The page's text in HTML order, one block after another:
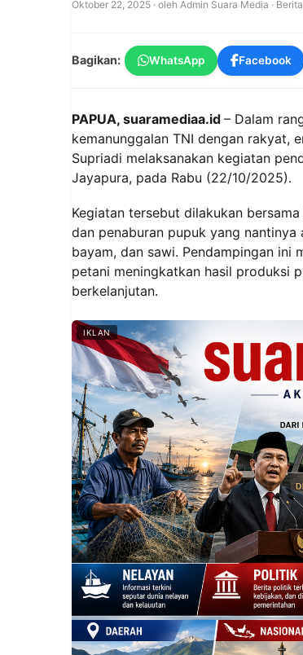
Oktober 22, 2025 · oleh Admin Suara Media · Berita
Bagikan: WhatsApp Facebook
PAPUA, suaramediaa.id – Dalam
kemanunggalan TNI dengan rakyat,
Supriadi melaksanakan kegiatan
Jayapura, pada Rabu (22/10/2025).
Kegiatan tersebut dilakukan
dan penaburan pupuk yang
bayam, dan sawi. Pendampingan ini
petani meningkatkan hasil produksi
berkelanjutan.
IKLAN